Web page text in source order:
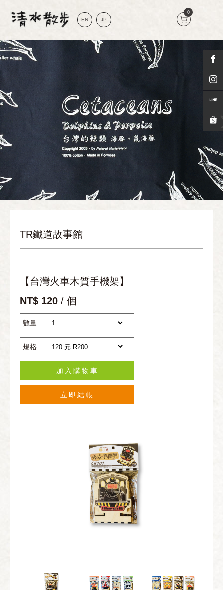
EN JP
0
TR鐵道故事館
【台灣火車木質手機架】
NT$ 120 / 個
數量:
規格:
加入購物車
立即結帳